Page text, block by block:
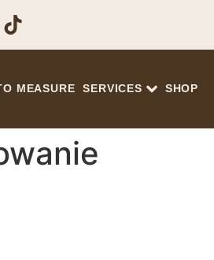
MEASURE SERVICES SHOP